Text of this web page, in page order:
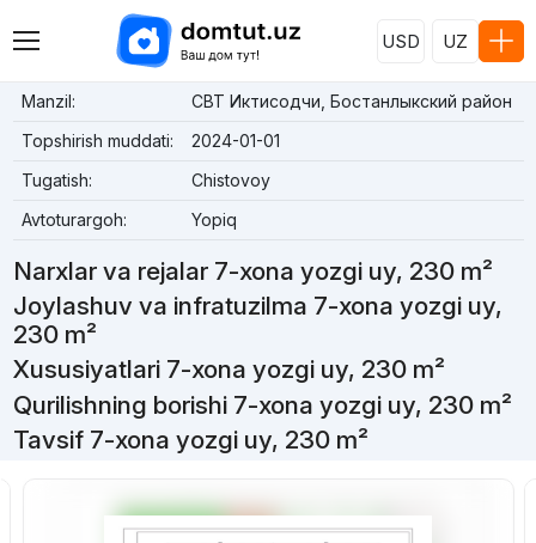
USD UZ
Manzil:
СВТ Иктисодчи, Бостанлыкский район
Topshirish muddati:
2024-01-01
Tugatish:
Chistovoy
Avtoturargoh:
Yopiq
Narxlar va rejalar 7-xona yozgi uy, 230 m²
Joylashuv va infratuzilma 7-xona yozgi uy,
230 m²
Xususiyatlari 7-xona yozgi uy, 230 m²
Qurilishning borishi 7-xona yozgi uy, 230 m²
Tavsif 7-xona yozgi uy, 230 m²